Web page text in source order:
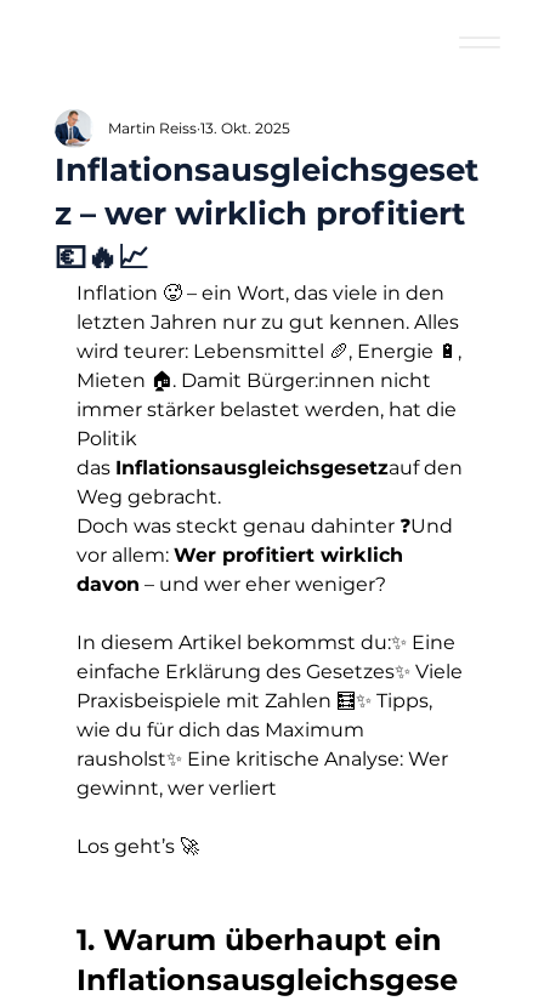
Inflationsausgleichsgeset
z – wer wirklich profitiert
💶🔥📈
Martin Reiss 13. Okt. 2025
Inflation 🥵 – ein Wort, das viele in den
letzten Jahren nur zu gut kennen. Alles
wird teurer: Lebensmittel 🥖, Energie 🔋,
Mieten 🏠. Damit Bürger:innen nicht
immer stärker belastet werden, hat die
Politik
das Inflationsausgleichsgesetzauf den
Weg gebracht.
Doch was steckt genau dahinter ❓Und
vor allem: Wer profitiert wirklich
davon – und wer eher weniger?
In diesem Artikel bekommst du:✨ Eine
einfache Erklärung des Gesetzes✨ Viele
Praxisbeispiele mit Zahlen 🧮✨ Tipps,
wie du für dich das Maximum
rausholst✨ Eine kritische Analyse: Wer
gewinnt, wer verliert
Los geht’s 🚀
1. Warum überhaupt ein
Inflationsausgleichsgese